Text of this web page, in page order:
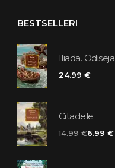
BESTSELLERI
Iliāda. Odiseja
24.99 €
Citadele
14.99 €6.99 €